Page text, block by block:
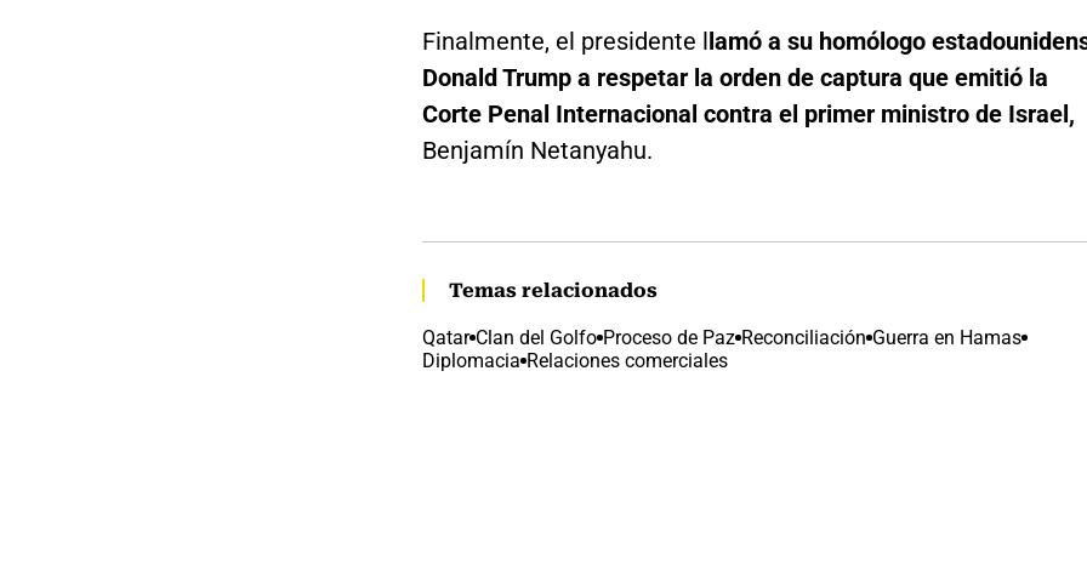
Finalmente, el presidente llamó a su homólogo
Donald Trump a respetar la orden de captura que emitió la
Corte Penal Internacional contra el primer ministro de Israel,
Benjamín Netanyahu.
Temas relacionados
Qatar Clan del Golfo Proceso de Paz Reconciliación Guerra en Hamas
Diplomacia Relaciones comerciales